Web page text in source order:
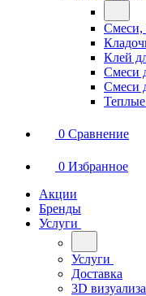
Смеси,
Клей
Смеси
Смеси
0 Сравнение
0 Избранное
Акции
Бренды
Услуги
Услуги
Доставка
3D